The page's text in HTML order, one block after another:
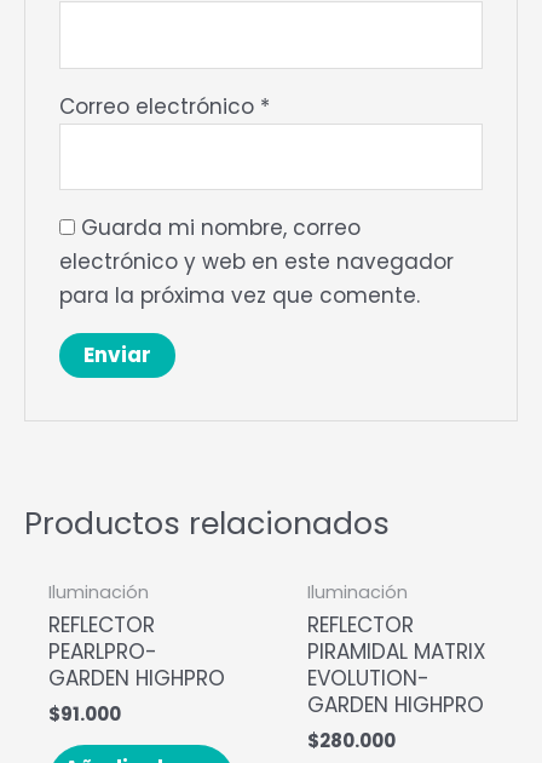
Correo electrónico *
Guarda mi nombre, correo
electrónico y web en este navegador
para la próxima vez que comente.
Productos relacionados
Iluminación
REFLECTOR
PEARLPRO-
GARDEN HIGHPRO
$91.000
Iluminación
REFLECTOR
PIRAMIDAL MATRIX
EVOLUTION-
GARDEN HIGHPRO
$280.000